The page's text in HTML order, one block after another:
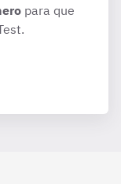
para que